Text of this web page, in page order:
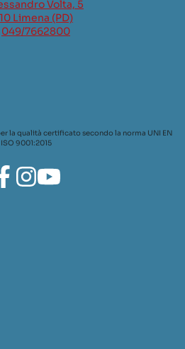
Volta, 5
Limena (PD)
049/7662800
la qualità certificato secondo la norma UNI EN
ISO 9001:2015